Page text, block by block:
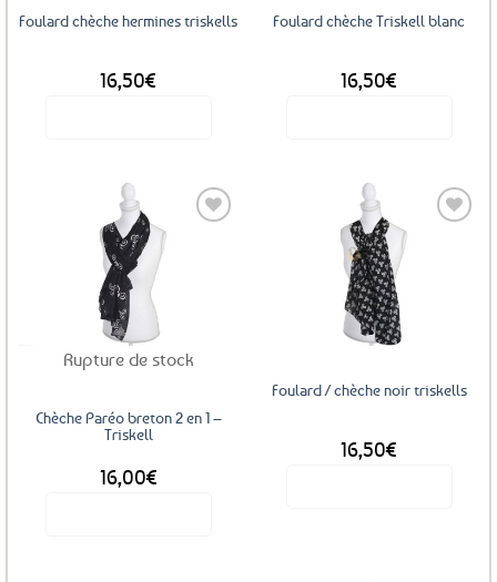
sur
Foulard chèche hermines triskells
16,50€
Foulard chèche Triskell blanc
16,50€
Rupture de stock
Chèche Paréo breton 2 en 1 –
Triskell
16,00€
Foulard / chèche noir triskells
16,50€